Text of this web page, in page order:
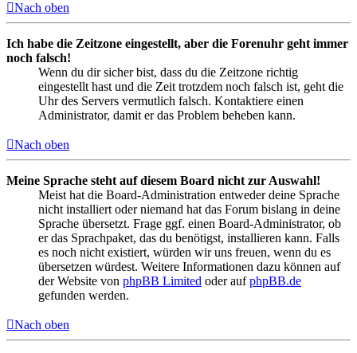
Nach oben
Ich habe die Zeitzone eingestellt, aber die Forenuhr geht immer
noch falsch!
Wenn du dir sicher bist, dass du die Zeitzone richtig
eingestellt hast und die Zeit trotzdem noch falsch ist, geht die
Uhr des Servers vermutlich falsch. Kontaktiere einen
Administrator, damit er das Problem beheben kann.
Nach oben
Meine Sprache steht auf diesem Board nicht zur Auswahl!
Meist hat die Board-Administration entweder deine Sprache
nicht installiert oder niemand hat das Forum bislang in deine
Sprache übersetzt. Frage ggf. einen Board-Administrator, ob
er das Sprachpaket, das du benötigst, installieren kann. Falls
es noch nicht existiert, würden wir uns freuen, wenn du es
übersetzen würdest. Weitere Informationen dazu können auf
der Website von phpBB Limited oder aufphpBB.de
gefunden werden.
Nach oben